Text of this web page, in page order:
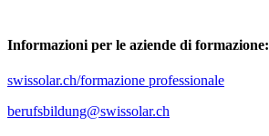
Informazioni per le aziende di formazione:
swissolar.ch/formazione professionale
berufsbildung@swissolar.ch